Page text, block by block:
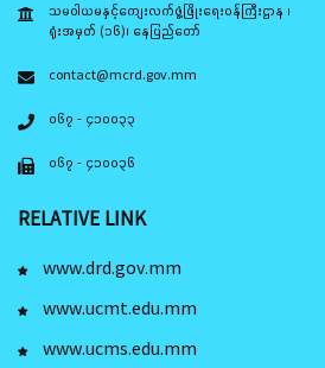
သမဝါယမနှင့်ကျေးလက်ဖွံ့ဖြိုးရေးဝန်ကြီးဌာန ၊
ရုံးအမှတ် (၁၆)၊ နေပြည်တော်
contact@mcrd.gov.mm
၀၆၇ - ၄၁၀၀၃၃
၀၆၇ - ၄၁၀၀၃၆
RELATIVE LINK
www.drd.gov.mm
www.ucmt.edu.mm
www.ucms.edu.mm